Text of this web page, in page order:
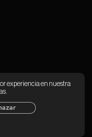
experiencia en nuestra